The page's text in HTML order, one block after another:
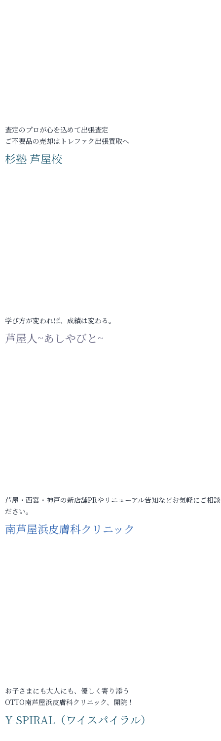
査定のプロが心を込めて出張査定
ご不要品の売却はトレファク出張買取へ
杉塾 芦屋校
学び方が変われば、成績は変わる。
芦屋人~あしやびと~
芦屋・西宮・神戸の新店舗PRやリニューアル告知などお気軽にご相
ださい。
南芦屋浜皮膚科クリニック
お子さまにも大人にも、優しく寄り添う
OTTO南芦屋浜皮膚科クリニック、開院！
Y-SPIRAL（ワイスパイラル）